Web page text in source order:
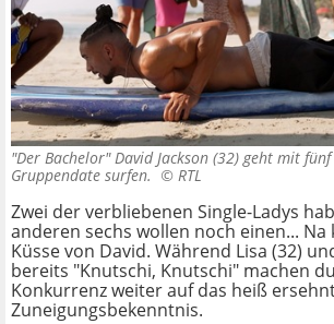
"Der Bachelor" David Jackson (32) geht mit
Gruppendate surfen. © RTL
Zwei der verbliebenen Single-Ladys
anderen sechs wollen noch einen... Na
Küsse von David. Während Lisa (32)
bereits "Knutschi, Knutschi" machen
Konkurrenz weiter auf das heiß
Zuneigungsbekenntnis.